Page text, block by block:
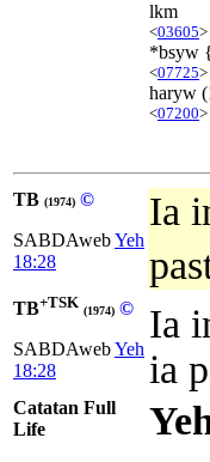
lkm
<03605>
*bsyw
<07725>
haryw
<07200>
TB (1974) ©
SABDAwebYeh
18:28
Ia
TB+TSK (1974) ©
SABDAwebYeh
18:28
Ia
ia
Catatan Full
Life